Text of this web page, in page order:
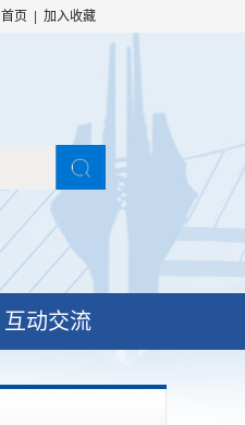
页 加入收藏
互动交流